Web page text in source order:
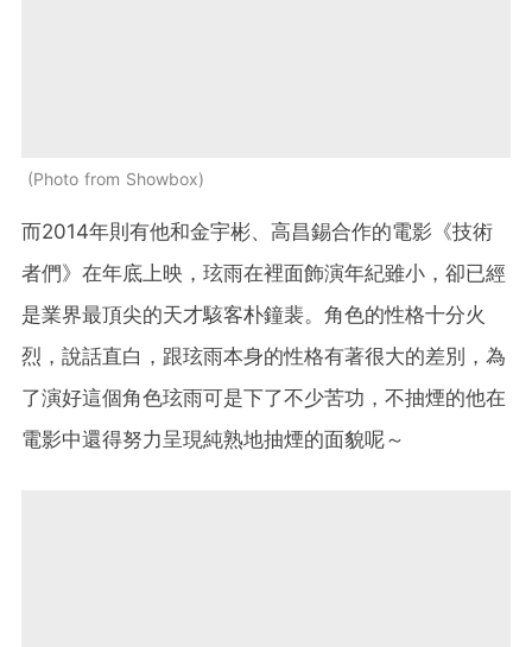
Photo from Showbox
而2014年則有他和金宇彬、高昌錫合作的電影《技術
者們》在年底上映，玹雨在裡面飾演年紀雖小，卻已經
是業界最頂尖的天才駭客朴鐘裴。角色的性格十分火
烈，說話直白，跟玹雨本身的性格有著很大的差別，為
了演好這個角色玹雨可是下了不少苦功，不抽煙的他在
電影中還得努力呈現純熟地抽煙的面貌呢～